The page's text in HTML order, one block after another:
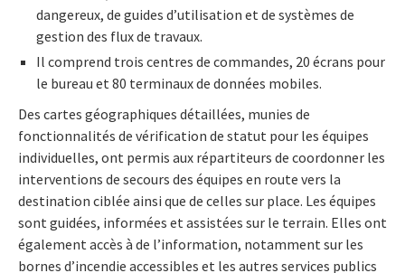
dangereux, de guides d’utilisation et de systèmes de
gestion des flux de travaux.
Il comprend trois centres de commandes, 20 écrans pour
le bureau et 80 terminaux de données mobiles.
Des cartes géographiques détaillées, munies de
fonctionnalités de vérification de statut pour les équipes
individuelles, ont permis aux répartiteurs de coordonner les
interventions de secours des équipes en route vers la
destination ciblée ainsi que de celles sur place. Les équipes
sont guidées, informées et assistées sur le terrain. Elles ont
également accès à de l’information, notamment sur les
bornes d’incendie accessibles et les autres services publics